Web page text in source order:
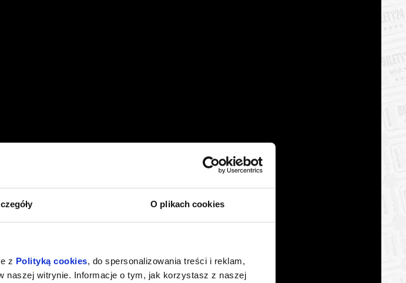
O plikach cookies
z Polityką cookies, do spersonalizowania treści i reklam,
naszej witrynie. Informacje o tym, jak korzystasz z naszej